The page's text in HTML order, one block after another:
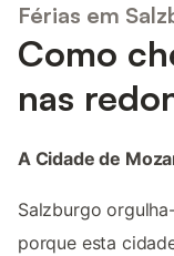
Férias em
Como
nas
A Cidade de
Salzburgo
porque esta